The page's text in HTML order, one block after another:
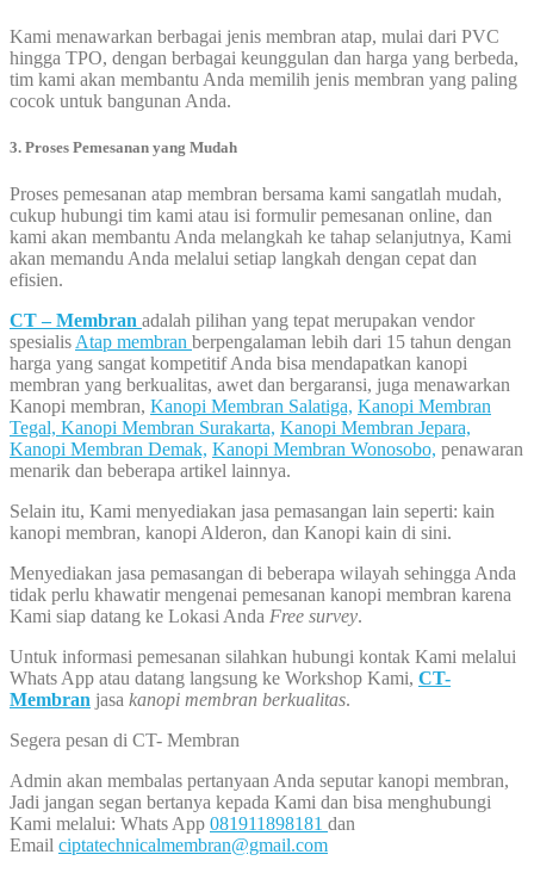
Kami menawarkan berbagai jenis membran atap, mulai dari PVC
hingga TPO, dengan berbagai keunggulan dan harga yang berbeda,
tim kami akan membantu Anda memilih jenis membran yang paling
cocok untuk bangunan Anda.
3. Proses Pemesanan yang Mudah
Proses pemesanan atap membran bersama kami sangatlah mudah,
cukup hubungi tim kami atau isi formulir pemesanan online, dan
kami akan membantu Anda melangkah ke tahap selanjutnya, Kami
akan memandu Anda melalui setiap langkah dengan cepat dan
efisien.
CT – Membran adalah pilihan yang tepat merupakan vendor
spesialis Atap membran berpengalaman lebih dari 15 tahun dengan
harga yang sangat kompetitif Anda bisa mendapatkan kanopi
membran yang berkualitas, awet dan bergaransi, juga menawarkan
Kanopi membran, Kanopi Membran Salatiga, Kanopi Membran
Tegal, Kanopi Membran Surakarta, Kanopi Membran Jepara,
Kanopi Membran Demak, Kanopi Membran Wonosobo, penawaran
menarik dan beberapa artikel lainnya.
Selain itu, Kami menyediakan jasa pemasangan lain seperti: kain
kanopi membran, kanopi Alderon, dan Kanopi kain di sini.
Menyediakan jasa pemasangan di beberapa wilayah sehingga Anda
tidak perlu khawatir mengenai pemesanan kanopi membran karena
Kami siap datang ke Lokasi Anda Free survey.
Untuk informasi pemesanan silahkan hubungi kontak Kami melalui
Whats App atau datang langsung ke Workshop Kami, CT-
Membran jasa kanopi membran berkualitas.
Segera pesan di CT- Membran
Admin akan membalas pertanyaan Anda seputar kanopi membran,
Jadi jangan segan bertanya kepada Kami dan bisa menghubungi
Kami melalui: Whats App 081911898181 dan
Email ciptatechnicalmembran@gmail.com